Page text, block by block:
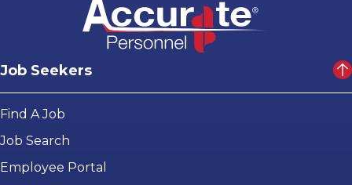
Job Seekers
Find A Job
Job Search
Employee Portal